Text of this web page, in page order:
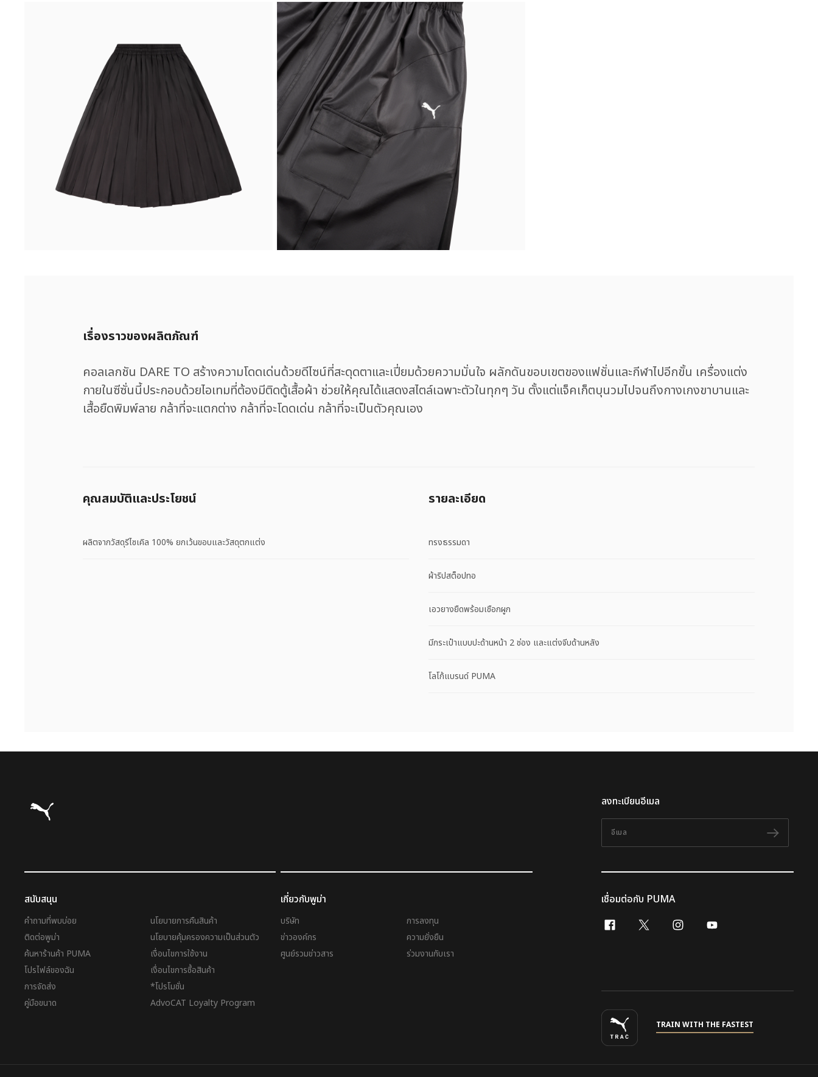
เรื่องราวของผลิตภัณฑ์
คอลเลกชัน DARE TO สร้างความโดดเด่นด้วยดีไซน์ที่สะดุดตาและเปี่ยมด้วยความมั่นใจ ผลักดันขอบเขตของแฟชั่นและกีฬาไปอีกขั้น เครื่องแต่ง
กายในซีซั่นนี้ประกอบด้วยไอเทมที่ต้องมีติดตู้เสื้อผ้า ช่วยให้คุณได้แสดงสไตล์เฉพาะตัวในทุกๆ วัน ตั้งแต่แจ็คเก็ตบุนวมไปจนถึงกางเกงขาบานและ
เสื้อยืดพิมพ์ลาย กล้าที่จะแตกต่าง กล้าที่จะโดดเด่น กล้าที่จะเป็นตัวคุณเอง
คุณสมบัติและประโยชน์
ผลิตจากวัสดุรีไซเคิล 100% ยกเว้นขอบและวัสดุตกแต่ง
รายละเอียด
ทรงธรรมดา
ผ้าริปสต็อปทอ
เอวยางยืดพร้อมเชือกผูก
มีกระเป๋าแบบปะด้านหน้า 2 ช่อง และแต่งจีบด้านหลัง
โลโก้แบรนด์ PUMA
Puma โฮม
ลงทะเบียนอีเมล
อีเมล
ติดตาม
สนับสนุน
คำถามที่พบบ่อย
ติดต่อพูม่า
ค้นหาร้านค้า PUMA
โปรไฟล์ของฉัน
การจัดส่ง
คู่มือขนาด
นโยบายการคืนสินค้า
นโยบายคุ้มครองความเป็นส่วนตัว
เงื่อนไขการใช้งาน
เงื่อนไขการซื้อสินค้า
*โปรโมชั่น
AdvoCAT Loyalty Program
เกี่ยวกับพูม่า
บริษัท
ข่าวองค์กร
ศูนย์รวมข่าวสาร
การลงทุน
ความยั่งยืน
ร่วมงานกับเรา
เชื่อมต่อกับ PUMA
facebook
x-twitterinstagram
youtube
TRAIN WITH THE FASTEST